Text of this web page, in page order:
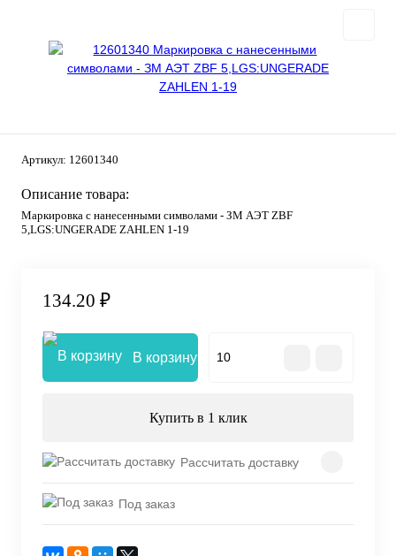
Артикул: 12601340
Описание товара:
Маркировка с нанесенными символами - ЗМ АЭТ ZBF
5,LGS:UNGERADE ZAHLEN 1-19
134.20 ₽
В корзину
Купить в 1 клик
Рассчитать доставку
Под заказ